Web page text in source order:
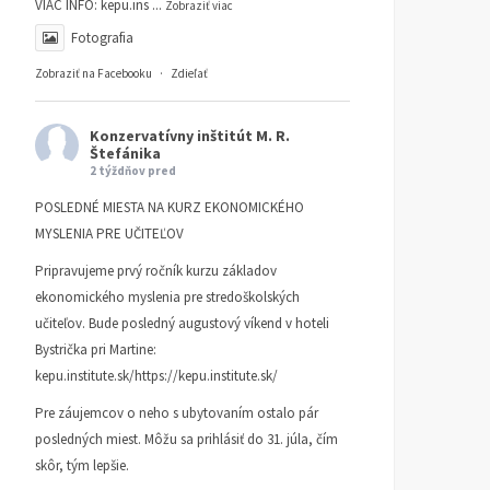
ČLÁNKY
DUŠAN SLOBODA
VIAC INFO: kepu.ins ... Zobraziť viac
Fotografia
Zobraziť na Facebooku · Zdieľať
Konzervatívny inštitút M. R.
Štefánika
2 týždňov pred
POSLEDNÉ MIESTA NA KURZ EKONOMICKÉHO
MYSLENIA PRE UČITEĽOV
Pripravujeme prvý ročník kurzu základov
ekonomického myslenia pre stredoškolských
učiteľov. Bude posledný augustový víkend v hoteli
Bystrička pri Martine:
kepu.institute.sk/https://kepu.institute.sk/
Pre záujemcov o neho s ubytovaním ostalo pár
posledných miest. Môžu sa prihlásiť do 31. júla, čím
skôr, tým lepšie.